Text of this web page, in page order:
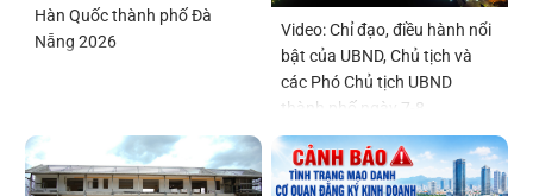
Hàn Quốc thành phố Đà
Nẵng 2026
Video: Chỉ đạo, điều hành nổi
bật của UBND, Chủ tịch và
các Phó Chủ tịch UBND
thành phố ngày 7-8